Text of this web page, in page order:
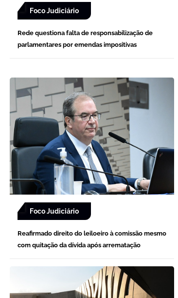
Foco Judiciário
Rede questiona falta de responsabilização de
parlamentares por emendas impositivas
Foco Judiciário
Reafirmado direito do leiloeiro à comissão mesmo
com quitação da dívida após arrematação